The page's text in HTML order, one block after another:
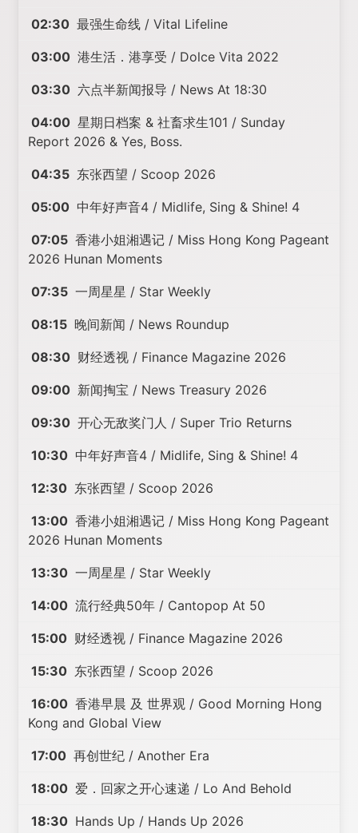
02:30 最强生命线 / Vital Lifeline
03:00 港生活．港享受 / Dolce Vita 2022
03:30 六点半新闻报导 / News At 18:30
04:00 星期日档案 & 社畜求生101 / Sunday
Report 2026 & Yes, Boss.
04:35 东张西望 / Scoop 2026
05:00 中年好声音4 / Midlife, Sing & Shine! 4
07:05 香港小姐湘遇记 / Miss Hong Kong Pageant
2026 Hunan Moments
07:35 一周星星 / Star Weekly
08:15 晚间新闻 / News Roundup
08:30 财经透视 / Finance Magazine 2026
09:00 新闻掏宝 / News Treasury 2026
09:30 开心无敌奖门人 / Super Trio Returns
10:30 中年好声音4 / Midlife, Sing & Shine! 4
12:30 东张西望 / Scoop 2026
13:00 香港小姐湘遇记 / Miss Hong Kong Pageant
2026 Hunan Moments
13:30 一周星星 / Star Weekly
14:00 流行经典50年 / Cantopop At 50
15:00 财经透视 / Finance Magazine 2026
15:30 东张西望 / Scoop 2026
16:00 香港早晨 及 世界观 / Good Morning Hong
Kong and Global View
17:00 再创世纪 / Another Era
18:00 爱．回家之开心速递 / Lo And Behold
18:30 Hands Up / Hands Up 2026